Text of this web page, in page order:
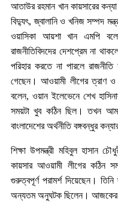
আতাউর রহমান খান কায়সারের
বিদ্যুৎ, জ্বালানি ও খনিজ সম্পদ
ওয়াসিকা আয়শা খান এমপি
রাজনীতিবিদদের দেশপ্রেম না
পরিহার করতে না পারলে
গেছেন। আওয়ামী লীগের ত্রাণ
বলেন, ওয়ান ইলেভেনে শেখ
সময়টা খুব কঠিন ছিল। তখন
বাংলাদেশের অর্থনীতি বঙ্গবন্ধুর
শিক্ষা উপমন্ত্রী মহিবুল হাসান
কায়সার আওয়ামী লীগের কঠিন
গুরুত্বপূর্ণ পরামর্শ দিয়েছেন।
অন্যতম অনুঘটক ছিলেন। আজকের